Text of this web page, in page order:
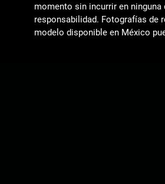
momento sin incurrir en ninguna
responsabilidad. Fotografías de
modelo disponible en México